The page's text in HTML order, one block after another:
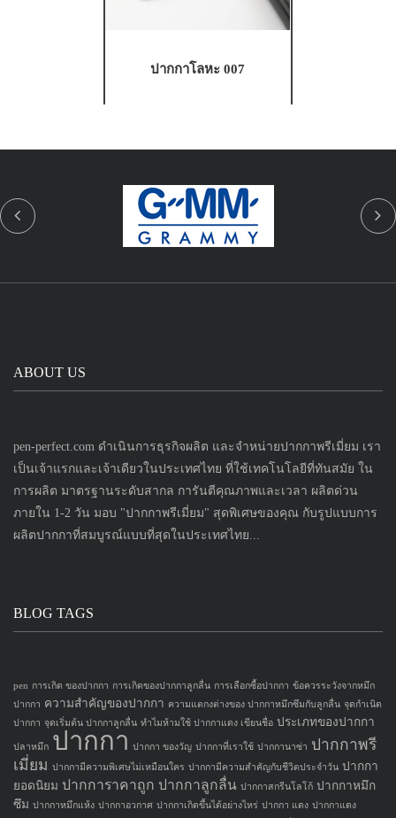
ปากกาโลหะ 007
ABOUT US
pen-perfect.com ดำเนินการธุรกิจผลิต และจำหน่ายปากกาพรีเมี่ยม เรา
เป็นเจ้าแรกและเจ้าเดียวในประเทศไทย ที่ใช้เทคโนโลยีที่ทันสมัย ใน
การผลิต มาตรฐานระดับสากล การันตีคุณภาพและเวลา ผลิตด่วน
ภายใน 1-2 วัน มอบ "ปากกาพรีเมี่ยม" สุดพิเศษของคุณ กับรูปแบบการ
ผลิตปากกาที่สมบูรณ์แบบที่สุดในประเทศไทย...
BLOG TAGS
pen การเกิด ของปากกา การเกิดของปากกาลูกลื่น การเลือกซื้อปากกา ข้อควรระวังจากหมึก
ปากกา ความสำคัญของปากกา ความแตกงต่างของ ปากกาหมึกซึมกับลูกลื่น จุดกำเนิด
ปากกา จุดเริ่มต้น ปากกาลูกลื่น ทำไมห้ามใช้ ปากกาแดง เขียนชื่อ ประเภทของปากกา
ปลาหมึก ปากกา ปากกา ของวัญ ปากกาที่เราใช้ ปากกานาซ่า ปากกาพรี
เมี่ยม ปากกามีความพิเศษไม่เหมือนใคร ปากกามีความสำคัญกับชีวิตประจำวัน ปากกา
ยอดนิยม ปากการาคาถูก ปากกาลูกลื่น ปากกาสกรีนโลโก้ ปากกาหมึก
ซึม ปากกาหมึกแห้ง ปากกาอวกาศ ปากกาเกิดขึ้นได้อย่างไหร่ ปากกา แดง ปากกาแดง